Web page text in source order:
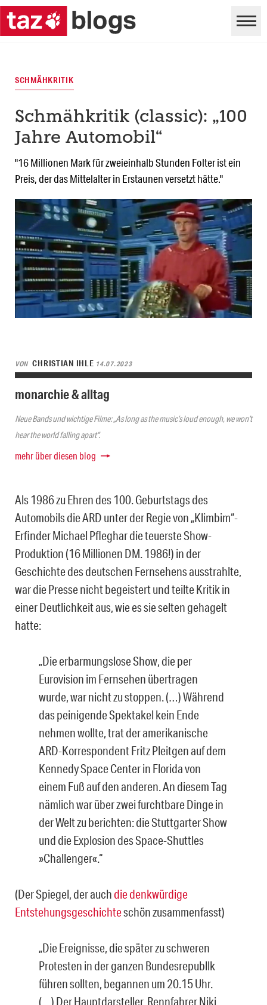
SCHMÄHKRITIK
Schmähkritik (classic): „100
Jahre Automobil“
"16 Millionen Mark für zweieinhalb Stunden Folter ist ein
Preis, der das Mittelalter in Erstaunen versetzt hätte."
VON CHRISTIAN IHLE 14.07.2023
monarchie & alltag
Neue Bands und wichtige Filme: „As long as the music’s loud enough, we won’t
hear the world falling apart“.
mehr über diesen blog
Als 1986 zu Ehren des 100. Geburtstags des
Automobils die ARD unter der Regie von „Klimbim“-
Erfinder Michael Pfleghar die teuerste Show-
Produktion (16 Millionen DM. 1986!) in der
Geschichte des deutschen Fernsehens ausstrahlte,
war die Presse nicht begeistert und teilte Kritik in
einer Deutlichkeit aus, wie es sie selten gehagelt
hatte:
„Die erbarmungslose Show, die per
Eurovision im Fernsehen übertragen
wurde, war nicht zu stoppen. (…) Während
das peinigende Spektakel kein Ende
nehmen wollte, trat der amerikanische
ARD-Korrespondent Fritz Pleitgen auf dem
Kennedy Space Center in Florida von
einem Fuß auf den anderen. An diesem Tag
nämlich war über zwei furchtbare Dinge in
der Welt zu berichten: die Stuttgarter Show
und die Explosion des Space-Shuttles
»Challenger«.“
(Der Spiegel, der auchdie denkwürdige
Entstehungsgeschichteschön zusammenfasst)
„Die Ereignisse, die später zu schweren
Protesten in der ganzen Bundesrepubllk
führen sollten, begannen um 20.15 Uhr.
(…) Der Hauptdarsteller, Rennfahrer Niki